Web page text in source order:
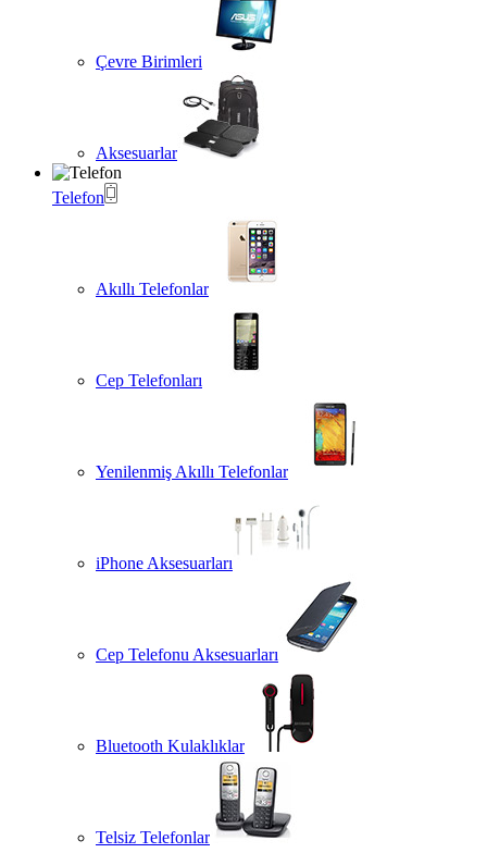
Çevre Birimleri
Aksesuarlar
Telefon
Akıllı Telefonlar
Cep Telefonları
Yenilenmiş Akıllı Telefonlar
iPhone Aksesuarları
Cep Telefonu Aksesuarları
Bluetooth Kulaklıklar
Telsiz Telefonlar